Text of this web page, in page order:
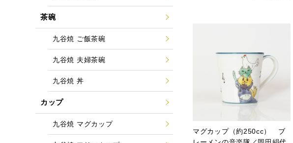
マグカップ（約250cc） ブ
茶碗
九谷焼 ご飯茶碗
九谷焼 夫婦茶碗
九谷焼 丼
カップ
九谷焼 マグカップ